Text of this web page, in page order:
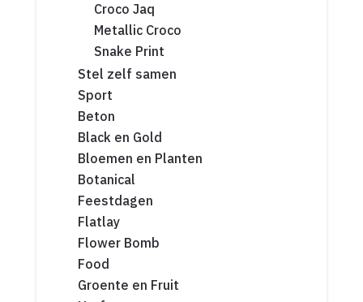
Croco Jaq
Metallic Croco
Snake Print
Stel zelf samen
Sport
Beton
Black en Gold
Bloemen en Planten
Botanical
Feestdagen
Flatlay
Flower Bomb
Food
Groente en Fruit